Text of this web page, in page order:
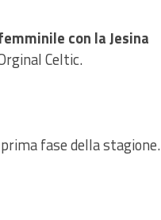
con la Jesina
Celtic.
fase della stagione.